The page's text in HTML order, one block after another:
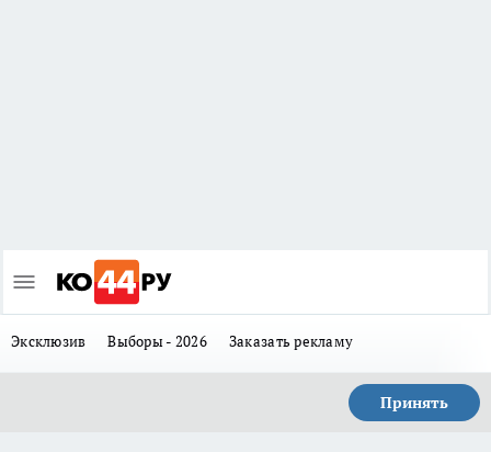
Эксклюзив Выборы - 2026 Заказать рекламу
Принять